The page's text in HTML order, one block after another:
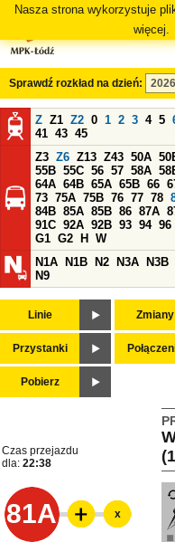
Nasza strona wykorzystuje
więcej.
Sprawdź rozkład na dzień:
Z Z1 Z2 0 1 2 3 4 5
41 43 45
Z3 Z6 Z13 Z43 50A
55B 55C 56 57 58A
64A 64B 65A 65B 66
73 75A 75B 76 77 78
84B 85A 85B 86 87A
91C 92A 92B 93 94 96
G1 G2 H
W
N1A
N1B N2 N3A N3B
N9
Linie Zmiany
Przystanki
Pobierz
Czas przejazdu
dla: 22:38
81A x